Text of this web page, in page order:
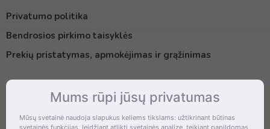
Privatumo politika
Bendrosios pirkimo taisyklės
Prekių pristatymas, apmokėjimas ir grąžinimas
KontaktaiMums rūpi jūsų privatumas
Mūsų svetainė naudoja slapukus keliems tikslams: užtikrinant būtinas
svetainės funkcijas, leidžiant atlikti svetainės analizę, teikiant papildomas